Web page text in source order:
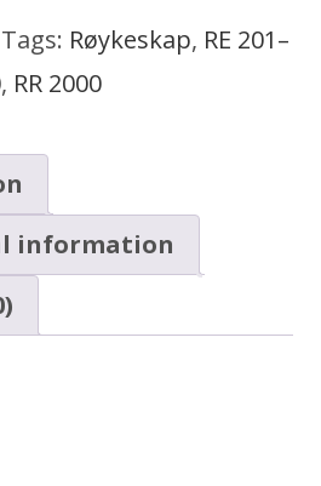
Tags: Røykeskap, RE 201–
, RR 2000
information